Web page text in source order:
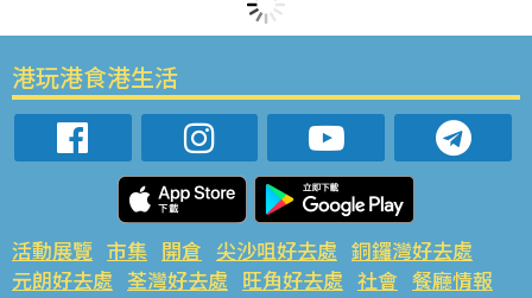
港玩港食港生活
活動展覽 市集 開倉 尖沙咀好去處 銅鑼灣好去處
元朗好去處 荃灣好去處 旺角好去處 社會 餐廳情報